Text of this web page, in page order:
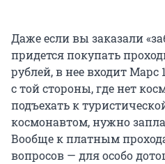
Даже если вы заказали
придется покупать
рублей, в нее входит Марс
с той стороны, где нет
подъехать к
космонавтом, нужно
Вообще к платным
вопросов — для особо